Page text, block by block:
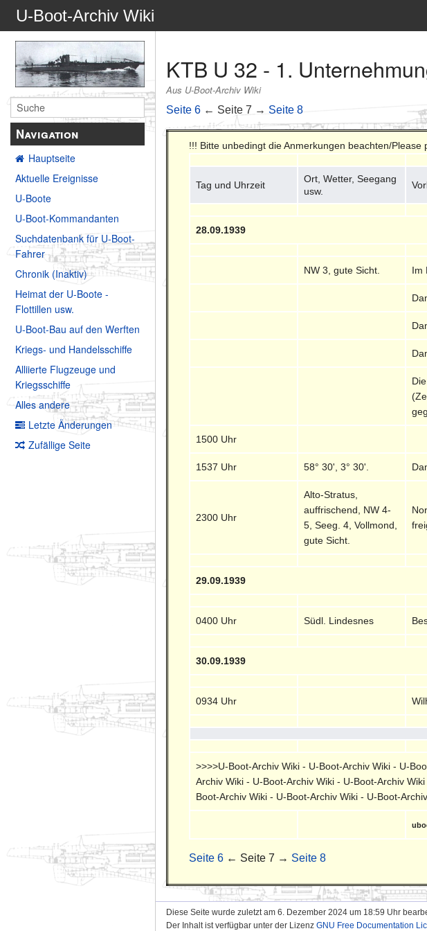
U-Boot-Archiv Wiki
Navigation
Hauptseite
Aktuelle Ereignisse
U-Boote
U-Boot-Kommandanten
Suchdatenbank für U-Boot-
Fahrer
Chronik (Inaktiv)
Heimat der U-Boote -
Flottillen usw.
U-Boot-Bau auf den Werften
Kriegs- und Handelsschiffe
Alliierte Flugzeuge und
Kriegsschiffe
Alles andere
Letzte Änderungen
Zufällige Seite
KTB U 32 - 1.
Aus U-Boot-Archiv Wiki
Seite 6 ← Seite 7 → Seite 8
!!! Bitte unbedingt die Anmerkungen beachten/Please
Tag und Uhrzeit
Ort, Wetter, Seegang
usw.
28.09.1939
NW 3, gute Sicht. Im
1500 Uhr
1537 Uhr 58° 30', 3° 30'.
2300 Uhr
Alto-Stratus,
auffrischend, NW 4-
5, Seeg. 4, Vollmond,
gute Sicht.
29.09.1939
0400 Uhr Südl. Lindesnes
30.09.1939
0934 Uhr
>>>>U-Boot-Archiv Wiki - U-Boot-Archiv Wiki - U-
Archiv Wiki - U-Boot-Archiv Wiki - U-Boot-Archiv
Boot-Archiv Wiki - U-Boot-Archiv Wiki - U-Boot-
Seite 6 ← Seite 7 → Seite 8
Diese Seite wurde zuletzt am 6. Dezember 2024 um 18:59 Uhr
Der Inhalt ist verfügbar unter der LizenzGNU Free Documentation